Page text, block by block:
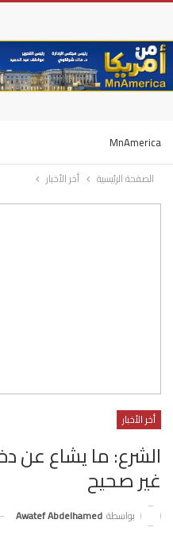
MnAmerica
الصفحة الرئيسية أخر الأخبار
أخر الأخبار
الشرع: ما يشاع عن
غير صحيح
بواسطة Awatef Abdelhamed